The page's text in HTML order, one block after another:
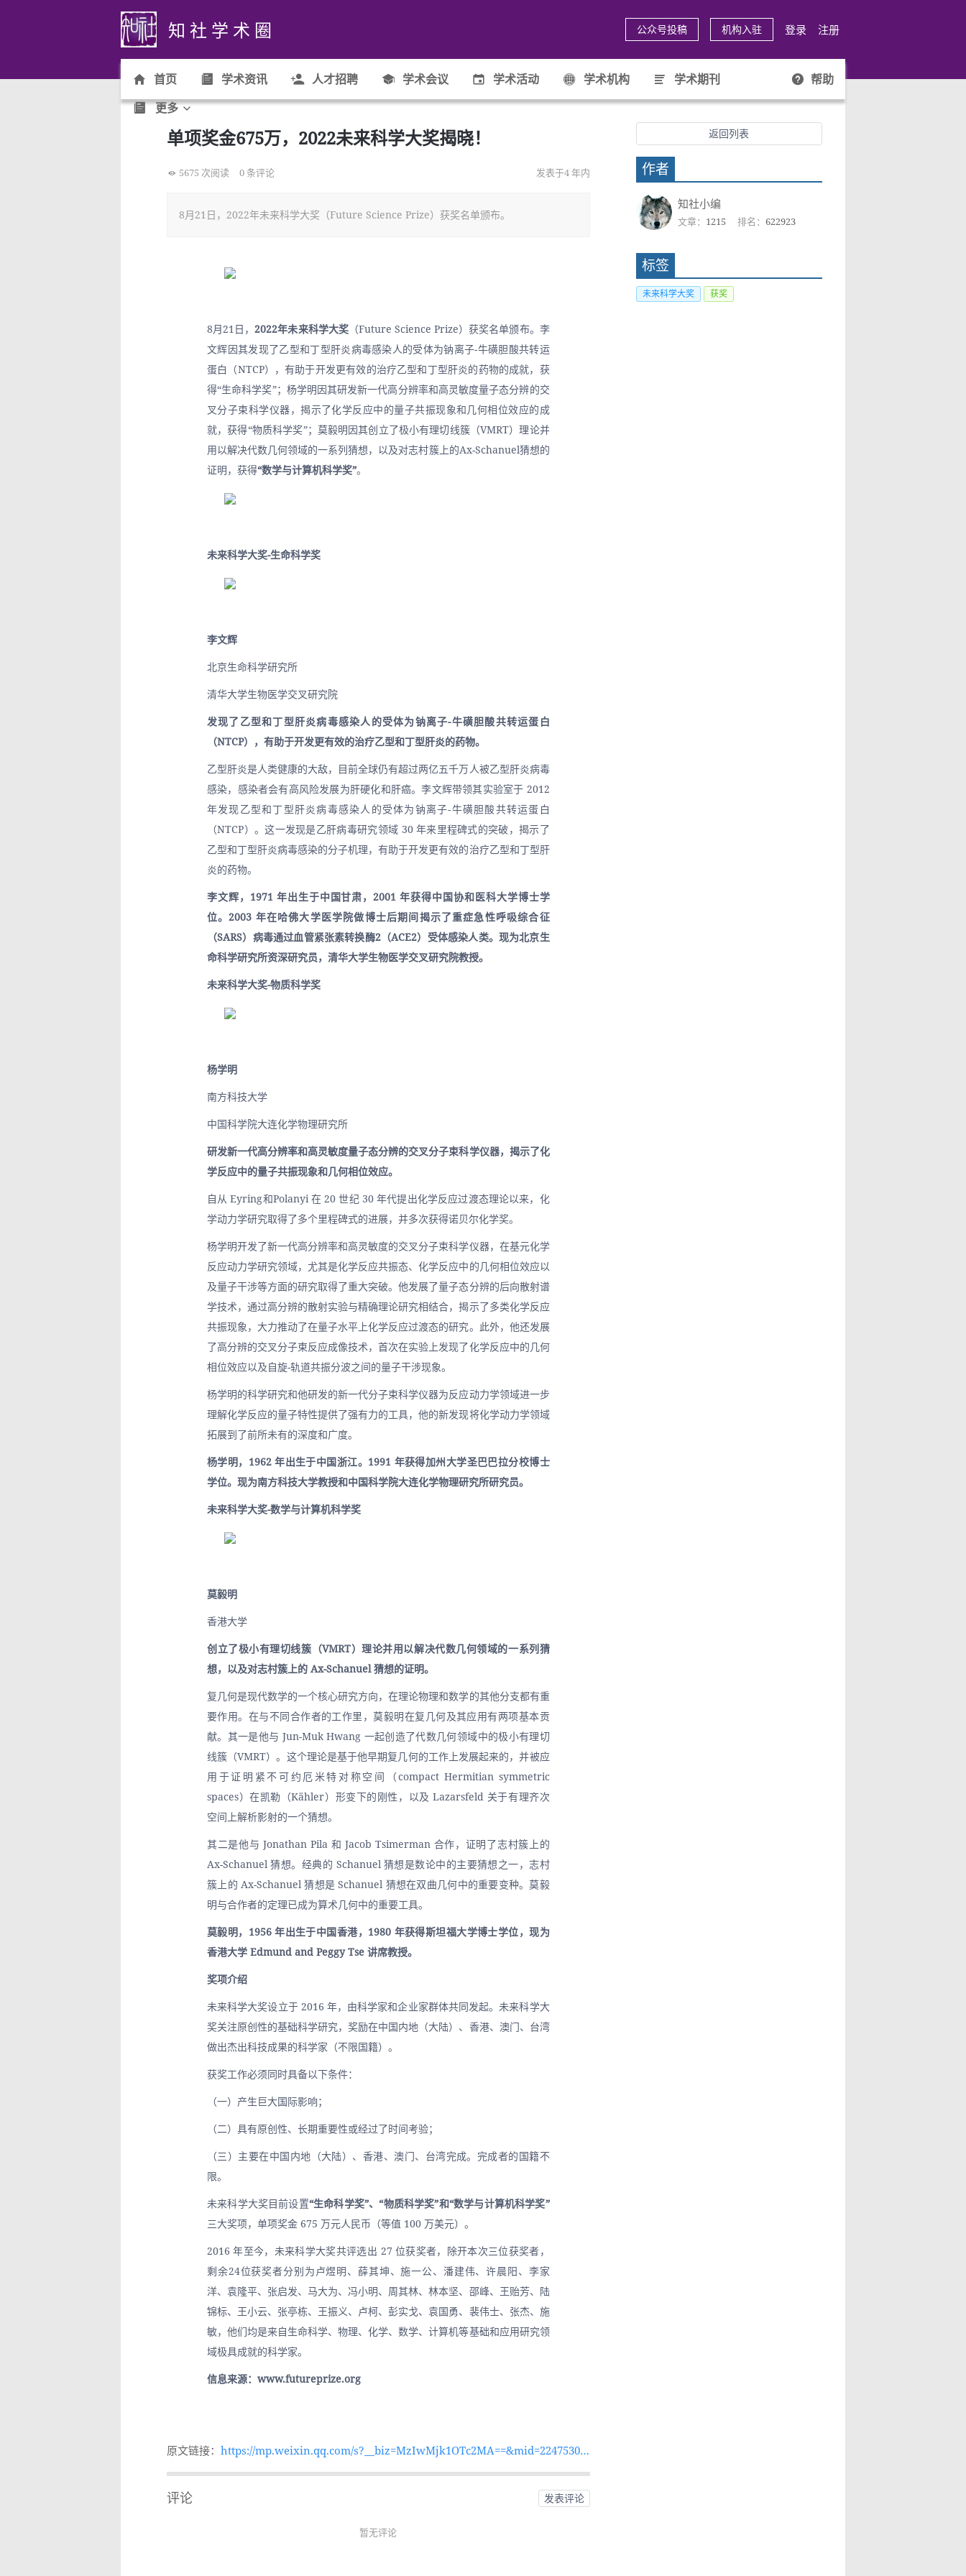
知 社 学 术 圈 公众号投稿 机构入驻 登录 注册
首页 学术资讯 人才招聘 学术会议 学术活动 学术机构
学术期刊
更多
帮助
单项奖金675万，2022未来科学大奖揭晓！
5675 次阅读 0 条评论 发表于4 年内
8月21日，2022年未来科学大奖（Future Science Prize）获奖名单颁布。
8月21日，2022年未来科学大奖（Future Science Prize）获奖名单颁布。李
文辉因其发现了乙型和丁型肝炎病毒感染人的受体为钠离子-牛磺胆酸共转运
蛋白（NTCP），有助于开发更有效的治疗乙型和丁型肝炎的药物的成就，获
得“生命科学奖”；杨学明因其研发新一代高分辨率和高灵敏度量子态分辨的交
叉分子束科学仪器，揭示了化学反应中的量子共振现象和几何相位效应的成
就，获得“物质科学奖”；莫毅明因其创立了极小有理切线簇（VMRT）理论并
用以解决代数几何领域的一系列猜想，以及对志村簇上的Ax-Schanuel猜想的
证明，获得“数学与计算机科学奖”。
未来科学大奖-生命科学奖
李文辉
北京生命科学研究所
清华大学生物医学交叉研究院
发现了乙型和丁型肝炎病毒感染人的受体为钠离子-牛磺胆酸共转运蛋白
（NTCP），有助于开发更有效的治疗乙型和丁型肝炎的药物。
乙型肝炎是人类健康的大敌，目前全球仍有超过两亿五千万人被乙型肝炎病毒
感染，感染者会有高风险发展为肝硬化和肝癌。李文辉带领其实验室于 2012
年发现乙型和丁型肝炎病毒感染人的受体为钠离子-牛磺胆酸共转运蛋白
（NTCP）。这一发现是乙肝病毒研究领域 30 年来里程碑式的突破，揭示了
乙型和丁型肝炎病毒感染的分子机理，有助于开发更有效的治疗乙型和丁型肝
炎的药物。
李文辉，1971 年出生于中国甘肃，2001 年获得中国协和医科大学博士学
位。2003 年在哈佛大学医学院做博士后期间揭示了重症急性呼吸综合征
（SARS）病毒通过血管紧张素转换酶2（ACE2）受体感染人类。现为北京生
命科学研究所资深研究员，清华大学生物医学交叉研究院教授。
未来科学大奖-物质科学奖
杨学明
南方科技大学
中国科学院大连化学物理研究所
研发新一代高分辨率和高灵敏度量子态分辨的交叉分子束科学仪器，揭示了化
学反应中的量子共振现象和几何相位效应。
自从 Eyring和Polanyi 在 20 世纪 30 年代提出化学反应过渡态理论以来，化
学动力学研究取得了多个里程碑式的进展，并多次获得诺贝尔化学奖。
杨学明开发了新一代高分辨率和高灵敏度的交叉分子束科学仪器，在基元化学
反应动力学研究领域，尤其是化学反应共振态、化学反应中的几何相位效应以
及量子干涉等方面的研究取得了重大突破。他发展了量子态分辨的后向散射谱
学技术，通过高分辨的散射实验与精确理论研究相结合，揭示了多类化学反应
共振现象，大力推动了在量子水平上化学反应过渡态的研究。此外，他还发展
了高分辨的交叉分子束反应成像技术，首次在实验上发现了化学反应中的几何
相位效应以及自旋-轨道共振分波之间的量子干涉现象。
杨学明的科学研究和他研发的新一代分子束科学仪器为反应动力学领域进一步
理解化学反应的量子特性提供了强有力的工具，他的新发现将化学动力学领域
拓展到了前所未有的深度和广度。
杨学明，1962 年出生于中国浙江。1991 年获得加州大学圣巴巴拉分校博士
学位。现为南方科技大学教授和中国科学院大连化学物理研究所研究员。
未来科学大奖-数学与计算机科学奖
莫毅明
香港大学
创立了极小有理切线簇（VMRT）理论并用以解决代数几何领域的一系列猜
想，以及对志村簇上的 Ax-Schanuel 猜想的证明。
复几何是现代数学的一个核心研究方向，在理论物理和数学的其他分支都有重
要作用。在与不同合作者的工作里，莫毅明在复几何及其应用有两项基本贡
献。其一是他与 Jun-Muk Hwang 一起创造了代数几何领域中的极小有理切
线簇（VMRT）。这个理论是基于他早期复几何的工作上发展起来的，并被应
用于证明紧不可约厄米特对称空间（compact Hermitian symmetric
spaces）在凯勒（Kähler）形变下的刚性，以及 Lazarsfeld 关于有理齐次
空间上解析影射的一个猜想。
其二是他与 Jonathan Pila 和 Jacob Tsimerman 合作，证明了志村簇上的
Ax-Schanuel 猜想。经典的 Schanuel 猜想是数论中的主要猜想之一，志村
簇上的 Ax-Schanuel 猜想是 Schanuel 猜想在双曲几何中的重要变种。莫毅
明与合作者的定理已成为算术几何中的重要工具。
莫毅明，1956 年出生于中国香港，1980 年获得斯坦福大学博士学位，现为
香港大学 Edmund and Peggy Tse 讲席教授。
奖项介绍
未来科学大奖设立于 2016 年，由科学家和企业家群体共同发起。未来科学大
奖关注原创性的基础科学研究，奖励在中国内地（大陆）、香港、澳门、台湾
做出杰出科技成果的科学家（不限国籍）。
获奖工作必须同时具备以下条件：
（一）产生巨大国际影响；
（二）具有原创性、长期重要性或经过了时间考验；
（三）主要在中国内地（大陆）、香港、澳门、台湾完成。完成者的国籍不
限。
未来科学大奖目前设置“生命科学奖”、“物质科学奖”和“数学与计算机科学奖”
三大奖项，单项奖金 675 万元人民币（等值 100 万美元）。
2016 年至今，未来科学大奖共评选出 27 位获奖者，除开本次三位获奖者，
剩余24位获奖者分别为卢煜明、薛其坤、施一公、潘建伟、许晨阳、李家
洋、袁隆平、张启发、马大为、冯小明、周其林、林本坚、邵峰、王贻芳、陆
锦标、王小云、张亭栋、王振义、卢柯、彭实戈、袁国勇、裴伟士、张杰、施
敏，他们均是来自生命科学、物理、化学、数学、计算机等基础和应用研究领
域极具成就的科学家。
信息来源：www.futureprize.org
原文链接： https://mp.weixin.qq.com/s?__biz=MzIwMjk1OTc2MA==&mid=22475306
85&idx=1&sn=0821da881cfd58540ae0300e39eee7ec&chksm=96d48642a1a
30f54654bf7f23ac634de0c74c125d4306c162a9ecc279e8e93ab907c162bf84d
评论 发表评论
暂无评论
返回列表
作者
知社小编
文章： 1215 排名： 622923
标签
未来科学大奖 获奖